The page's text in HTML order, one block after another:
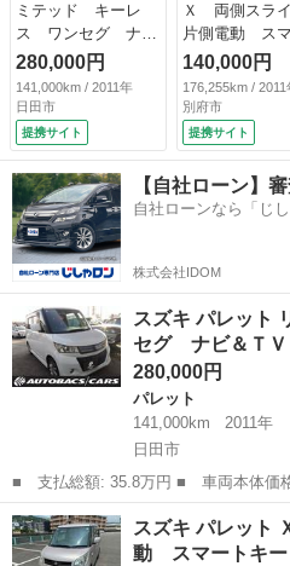
ミテッド キーレ
ス ワンセグ ナビ
＆ＴＶ エアバッ
グ オートマ フル
装備 ＨＩＤヘッド
ライト スマートキ
ー （検10.4）
280,000円
141,000km / 2011年
日田市
提携サイト
Ｘ 両側スライ
片側電動 ス
キー ベンチシ
ト ＣＶＴ 盗
止システム Ａ
Ｓ ＣＤ Ｍ
ルミホイール
安全ボディ
ン パワース
ング パワー
付）
140,000円
176,255km / 2011
別府市
提携サイト
【自社ローン】
自社ローンなら「じ
株式会社IDOM
スズキ パレッ
セグ ナビ＆Ｔ
280,000円
パレット
141,000km
2011年
日田市
■ 支払総額: 35.8万円 ■ 車両本体価格： 280,000 円 ■ メーカー
名： スズキ ■ 車種名： パレット
ド キーレス ワンセグ ナビ＆Ｔ
装備 ＨＩＤヘ...
大分 日田市 パレット
スズキ パレット
動 スマートキ